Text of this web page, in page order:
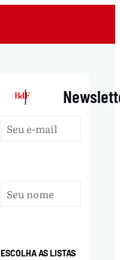
|
ESCOLHA AS LISTAS